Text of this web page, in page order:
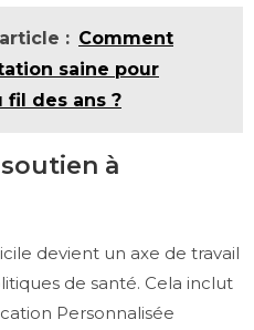
: Comment
saine pour
fil des ans ?
à
devient un axe de travail
de santé. Cela inclut
Personnalisée